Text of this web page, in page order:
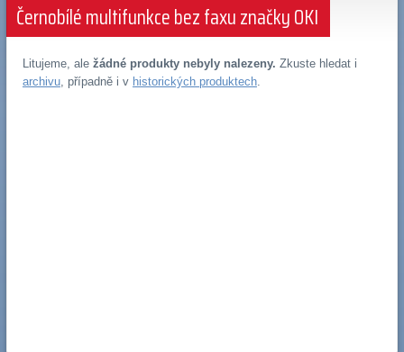
Černobílé multifunkce bez faxu značky OKI
Litujeme, ale žádné produkty nebyly nalezeny. Zkuste hledat i
archivu, případně i v historických produktech.